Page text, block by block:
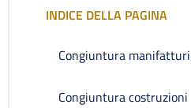
INDICE DELLA PAGINA
Congiuntura
Congiuntura costruzioni